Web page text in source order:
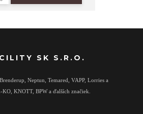
SK S.R.O.
Neptun, Temared, VAPP, Lorries a
KNOTT, BPW a ďalších značiek.